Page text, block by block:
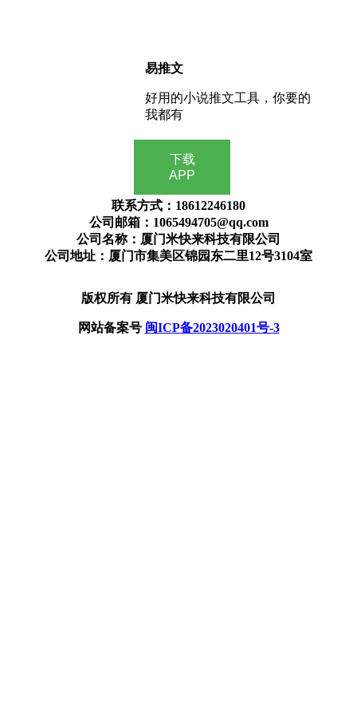
易推文
好用的小说推文工具，你要的
我都有
下载
APP
联系方式：18612246180
公司邮箱：1065494705@qq.com
公司名称：厦门米快来科技有限公司
公司地址：厦门市集美区锦园东二里12号3104室
版权所有 厦门米快来科技有限公司
网站备案号 闽ICP备2023020401号-3